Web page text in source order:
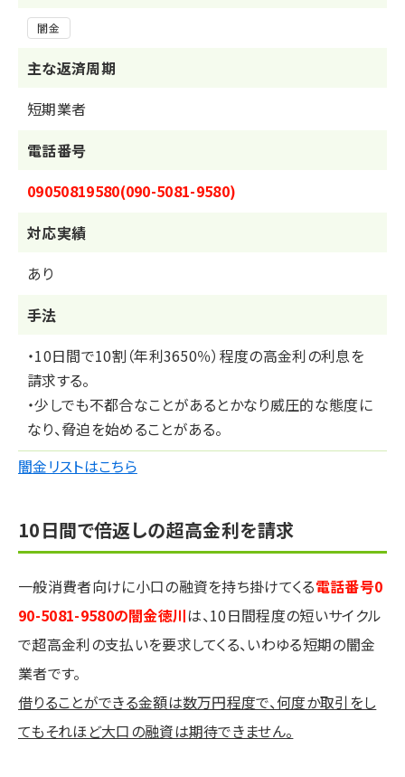
闇金
主な返済周期
短期業者
電話番号
09050819580(090-5081-9580)
対応実績
あり
⼿法
・10日間で10割（年利3650％）程度の高金利の利息を
請求する。
・少しでも不都合なことがあるとかなり威圧的な態度に
なり、脅迫を始めることがある。
闇金リストはこちら
10日間で倍返しの超高金利を請求
一般消費者向けに小口の融資を持ち掛けてくる電話番号0
90-5081-9580の闇金徳川は、10日間程度の短いサイクル
で超高金利の支払いを要求してくる、いわゆる短期の闇金
業者です。
借りることができる金額は数万円程度で、何度か取引をし
てもそれほど大口の融資は期待できません。